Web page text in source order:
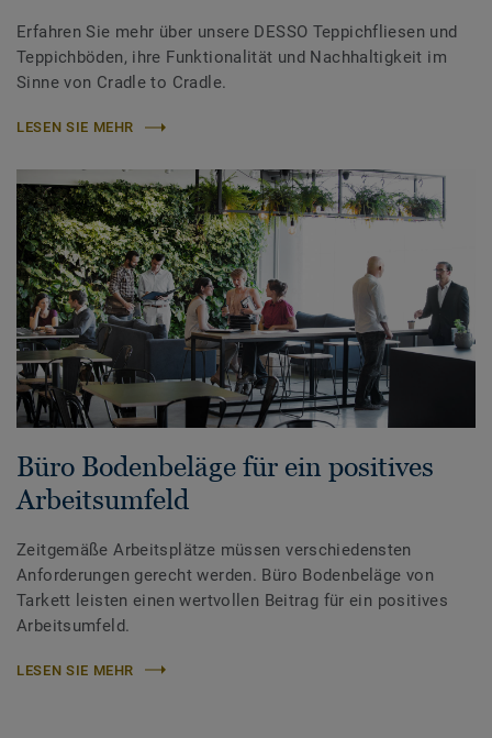
Erfahren Sie mehr über unsere DESSO Teppichfliesen und
Teppichböden, ihre Funktionalität und Nachhaltigkeit im
Sinne von Cradle to Cradle.
LESEN SIE MEHR
Büro Bodenbeläge für ein positives
Arbeitsumfeld
Zeitgemäße Arbeitsplätze müssen verschiedensten
Anforderungen gerecht werden. Büro Bodenbeläge von
Tarkett leisten einen wertvollen Beitrag für ein positives
Arbeitsumfeld.
LESEN SIE MEHR